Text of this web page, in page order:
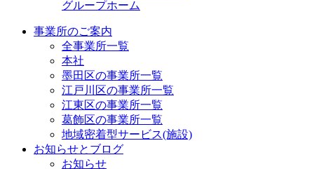
グループホーム
事業所のご案内
全事業所一覧
本社
墨田区の事業所一覧
江戸川区の事業所一覧
江東区の事業所一覧
葛飾区の事業所一覧
地域密着型サービス(施設)
お知らせとブログ
お知らせ